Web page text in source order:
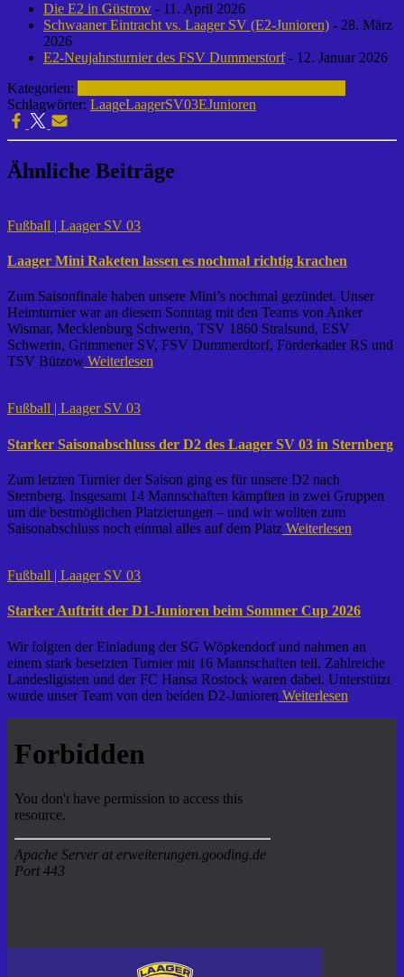
Die E2 in Güstrow - 11. April 2026
Schwaaner Eintracht vs. Laager SV (E2-Junioren) - 28. März
2026
E2-Neujahrsturnier des FSV Dummerstorf- 12. Januar 2026
Kategorien:
Schlagwörter: LaageLaagerSV03EJunioren
Ähnliche Beiträge
Fußball | Laager SV 03
Laager Mini Raketen lassen es nochmal richtig krachen
Zum Saisonfinale haben unsere Mini’s nochmal gezündet. Unser
Heimturnier war an diesem Sonntag mit den Teams von Anker
Wismar, Mecklenburg Schwerin, TSV 1860 Stralsund, ESV
Schwerin, Grimmener SV, FSV Dummerdtorf, Förderkader RS und
TSV Bützow Weiterlesen
Fußball | Laager SV 03
Starker Saisonabschluss der D2 des Laager SV 03 in Sternberg
Zum letzten Turnier der Saison ging es für unsere D2 nach
Sternberg. Insgesamt 14 Mannschaften kämpften in zwei Gruppen
um die bestmöglichen Platzierungen – und wir wollten zum
Saisonabschluss noch einmal alles auf dem Platz Weiterlesen
Fußball | Laager SV 03
Starker Auftritt der D1-Junioren beim Sommer Cup 2026
Wir folgten der Einladung der SG Wöpkendorf und nahmen an
einem stark besetzten Turnier mit 16 Mannschaften teil. Zahlreiche
Landesligisten und der FC Hansa Rostock waren dabei. Unterstützt
wurde unser Team von den beiden D2-Junioren Weiterlesen